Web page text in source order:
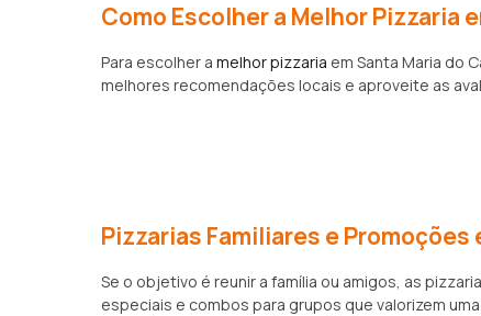
Como Escolher a Melhor Pizzaria
Para escolher a melhor pizzaria em Santa Maria do
melhores recomendações locais e aproveite as
Pizzarias Familiares e Promoções
Se o objetivo é reunir a família ou amigos, as
especiais e combos para grupos que valorizem